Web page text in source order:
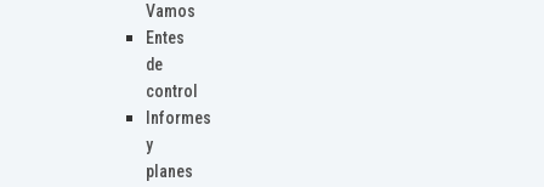
Vamos
Entes
de
control
Informes
y
planes